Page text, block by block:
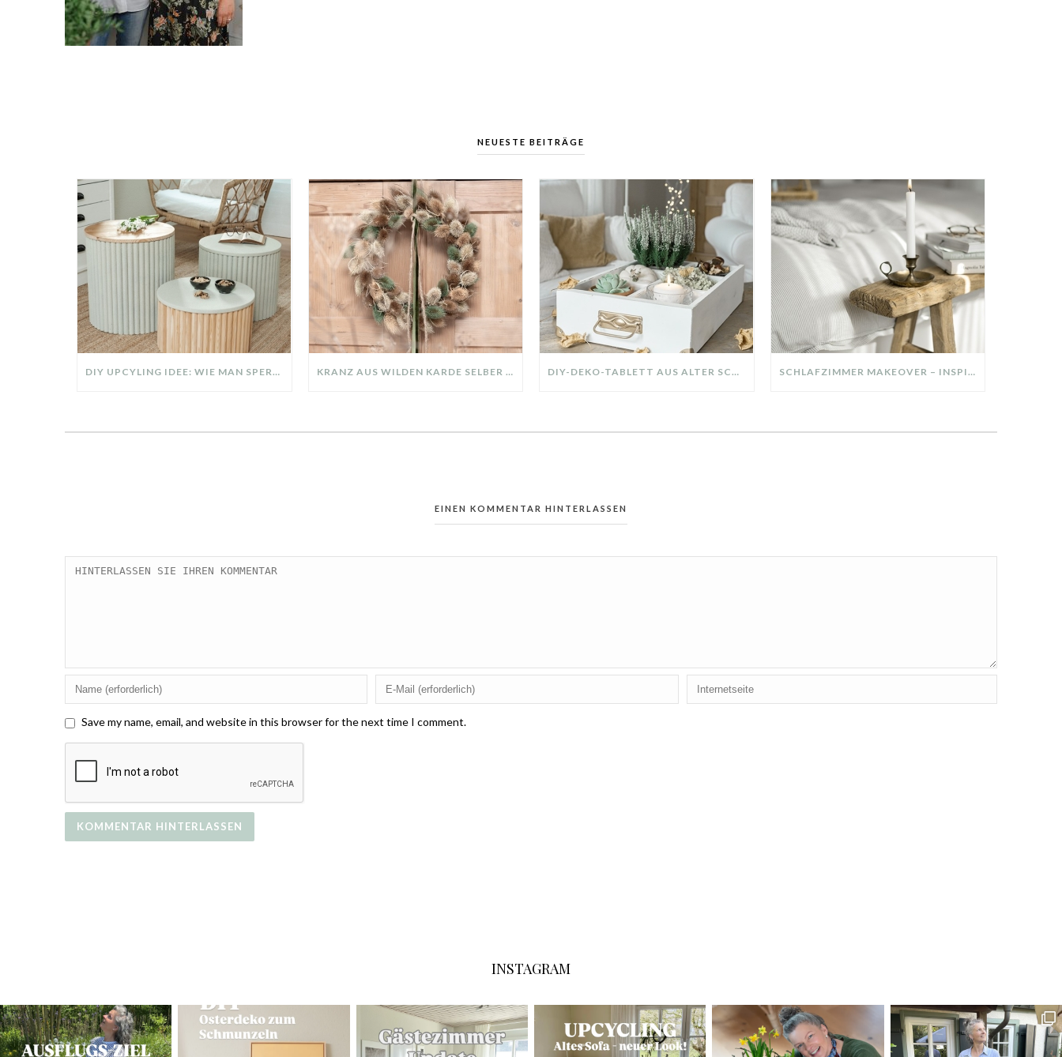
NEUESTE BEITRÄGE
DIY UPCYLING IDEE: WIE MAN SPERRMÜLL IN EIN DESIGNER TEIL VERWANDELT KRANZ AUS WILDEN KARDE SELBER MACHEN: HERBSTDEKO GANZ EINFACH DIY-DEKO-TABLETT AUS ALTER SCHUBLADE – NACHHALTIGE HERBSTDEKO SELBER MACHEN! SCHLAFZIMMER MAKEOVER – INSPIRATION FÜR DEIN SCHLAFZIMMER: AUS ALT MACH NEU – HELL, GEMÜTLICH UND EINLADEND
EINEN KOMMENTAR HINTERLASSEN
Save my name, email, and website in this browser for the next time I comment.
INSTAGRAM